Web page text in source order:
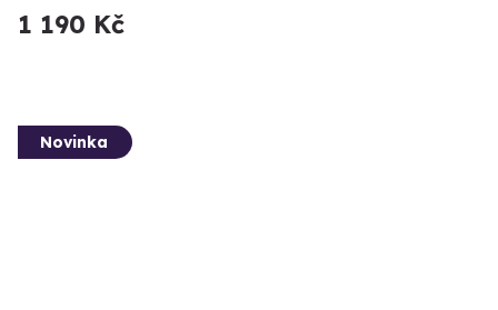
1 190 Kč
Novinka